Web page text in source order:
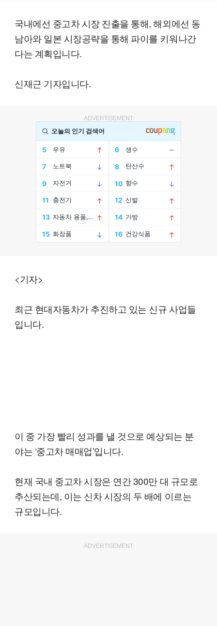
국내에선 중고차 시장 진출을 통해, 해외에선 동
남아와 일본 시장공략을 통해 파이를 키워나간
다는 계획입니다.
신재근 기자입니다.
ADVERTISEMENT
<기자>
최근 현대자동차가 추진하고 있는 신규 사업들
입니다.
이 중 가장 빨리 성과를 낼 것으로 예상되는 분
야는 ‘중고차 매매업’입니다.
현재 국내 중고차 시장은 연간 300만 대 규모로
추산되는데, 이는 신차 시장의 두 배에 이르는
규모입니다.
ADVERTISEMENT